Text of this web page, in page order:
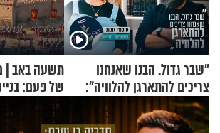
"שבר גדול. הבנו שאנחנו
צריכים להתארגן להלוויה":
זוגיות במבחן, הפעם עם מרים
וגד דנינו
תשעה באב |
של פעם: